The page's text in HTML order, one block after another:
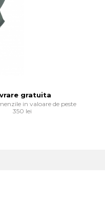
gratuita
in valoare de peste
350 lei